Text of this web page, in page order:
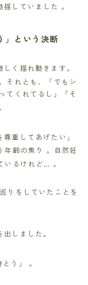
揺していました 。
」という決断
く揺れ動きます。
それとも、「でもシ
てくれてるし」「そ
重してあげたい」
年齢の焦り 。自然妊
いるけれど… 。
りをしていたことを
しました。
う」 。